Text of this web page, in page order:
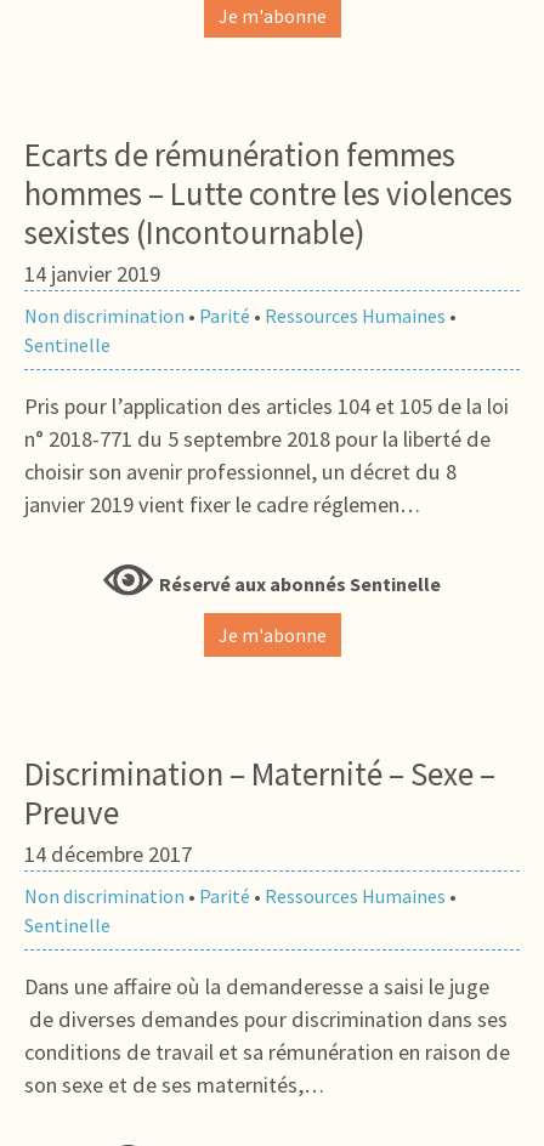
Je m'abonne
Ecarts de rémunération femmes
hommes – Lutte contre les violences
sexistes (Incontournable)
14 janvier 2019
Non discrimination • Parité • Ressources Humaines •
Sentinelle
Pris pour l’application des articles 104 et 105 de la loi
n° 2018-771 du 5 septembre 2018 pour la liberté de
choisir son avenir professionnel, un décret du 8
janvier 2019 vient fixer le cadre réglemen…
Réservé aux abonnés Sentinelle
Je m'abonne
Discrimination – Maternité – Sexe –
Preuve
14 décembre 2017
Non discrimination • Parité • Ressources Humaines •
Sentinelle
Dans une affaire où la demanderesse a saisi le juge
de diverses demandes pour discrimination dans ses
conditions de travail et sa rémunération en raison de
son sexe et de ses maternités,…